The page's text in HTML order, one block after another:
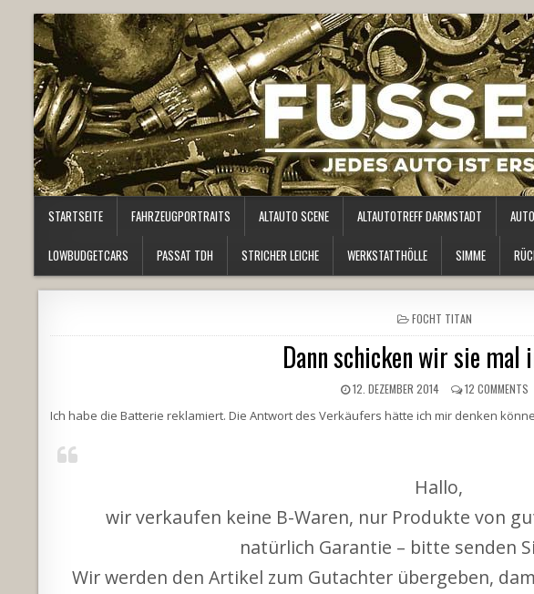
STARTSEITE FAHRZEUGPORTRAITS ALTAUTO SCENE ALTAUTOTREFF DARMSTADT
LOWBUDGETCARS PASSAT TDH STRICHER LEICHE WERKSTATTHÖLLE SIMME
POSTED
IN
FOCHT TITAN
Dann schicken wir sie mal
12. DEZEMBER 2014 12 COMMENTS
Ich habe die Batterie reklamiert. Die Antwort des Verkäufers hätte ich mir denken
Hallo,
wir verkaufen keine B-Waren, nur Produkte von
natürlich Garantie – bitte senden
Wir werden den Artikel zum Gutachter übergeben,